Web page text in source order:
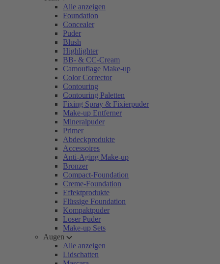
Alle anzeigen
Foundation
Concealer
Puder
Blush
Highlighter
BB- & CC-Cream
Camouflage Make-up
Color Corrector
Contouring
Contouring Paletten
Fixing Spray & Fixierpuder
Make-up Entferner
Mineralpuder
Primer
Abdeckprodukte
Accessoires
Anti-Aging Make-up
Bronzer
Compact-Foundation
Creme-Foundation
Effektprodukte
Flüssige Foundation
Kompaktpuder
Loser Puder
Make-up Sets
Augen
Alle anzeigen
Lidschatten